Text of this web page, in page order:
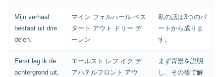
Mijn verhaal
bestaat uit drie
delen.
マイン フェルハール ベス
タート アウト ドリー デ
ーレン
私の話は3つのパ
ートから成りま
す。
Eerst leg ik de
achtergrond uit,
エールスト レフ イク デ
アハテルフロント アウ
まず背景を説明
し、その後で解